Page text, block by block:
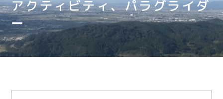
アクティビティ、パラグライダ
ー